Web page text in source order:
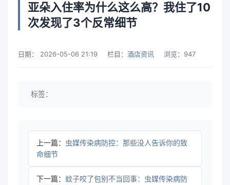
亚朵入住率为什么这么高？我住了10
次发现了3个反常细节
日期： 2026-05-06 21:19 栏目： 酒店资讯 浏览： 947
标签：
上一篇： 虫媒传染病防控：那些没人告诉你的致
命细节
下一篇： 蚊子咬了包别不当回事：虫媒传染病防